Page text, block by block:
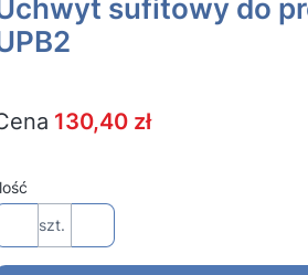
sufitowy do
130,40 zł
szt.